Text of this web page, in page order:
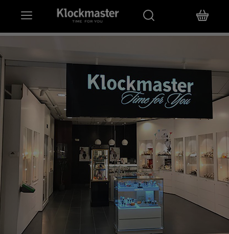
SMYCKEN
VARUMÄRKEN
BUTIKER
PRESENTKORT